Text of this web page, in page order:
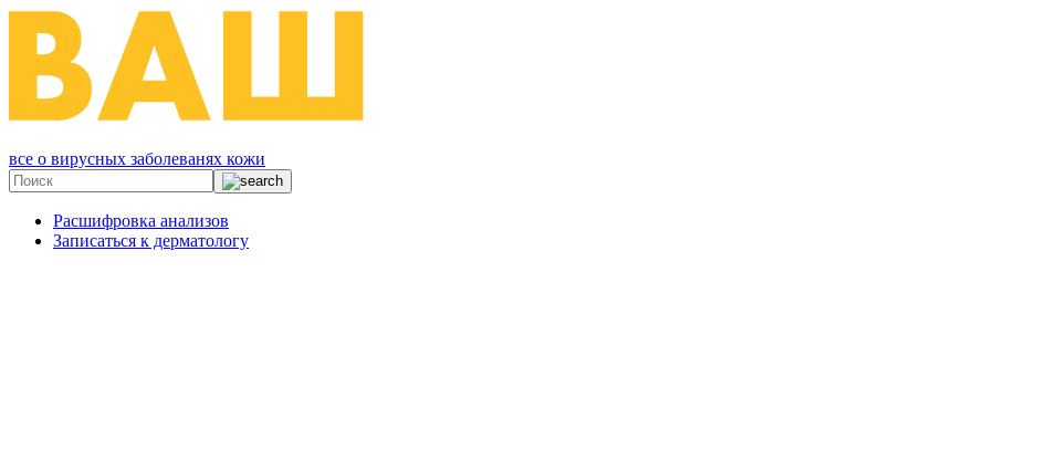
все о вирусных заболеванях кожи
Расшифровка анализов
Записаться к дерматологу